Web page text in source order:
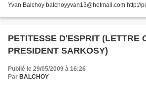
Yvan Balchoy balchoyyvan13@hotmail.com http://
PETITESSE D'ESPRIT (LETTRE
PRESIDENT SARKOSY)
Publié le 29/05/2009 à 16:26
Par BALCHOY